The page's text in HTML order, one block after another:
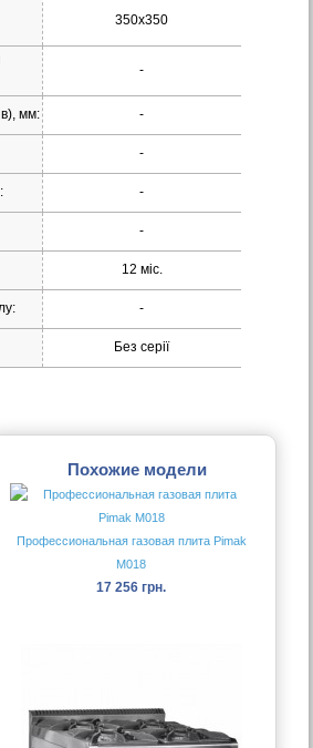
350х350
-
в), мм: -
-
-
-
12 міс.
-
Без серії
Похожие модели
Профессиональная газовая плита Pimak
М018
17 256 грн.